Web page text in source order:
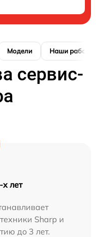
Модели Наши работы
сервис-
лет
Sharp и
до 3 лет.